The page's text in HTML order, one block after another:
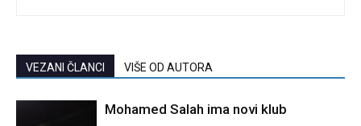
VEZANI ČLANCI VIŠE OD AUTORA
Mohamed Salah ima novi klub